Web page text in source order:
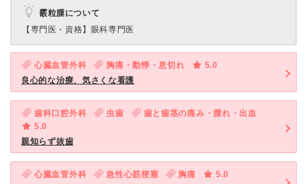
霰粒腫について
【専門医・資格】 眼科専門医
心臓血管外科 胸痛・動悸・息切れ
5.0
良心的な治療、気さくな看護
歯科口腔外科 虫歯
歯と歯茎の痛み・腫れ・出血
5.0
親知らず抜歯
心臓血管外科 急性心筋梗塞 胸痛
5.0